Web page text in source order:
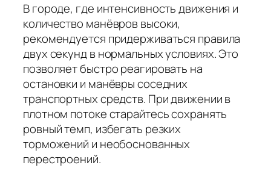
В городе, где интенсивность движения и
количество манёвров высоки,
рекомендуется придерживаться правила
двух секунд в нормальных условиях. Это
позволяет быстро реагировать на
остановки и манёвры соседних
транспортных средств. При движении в
плотном потоке старайтесь сохранять
ровный темп, избегать резких
торможений и необоснованных
перестроений.